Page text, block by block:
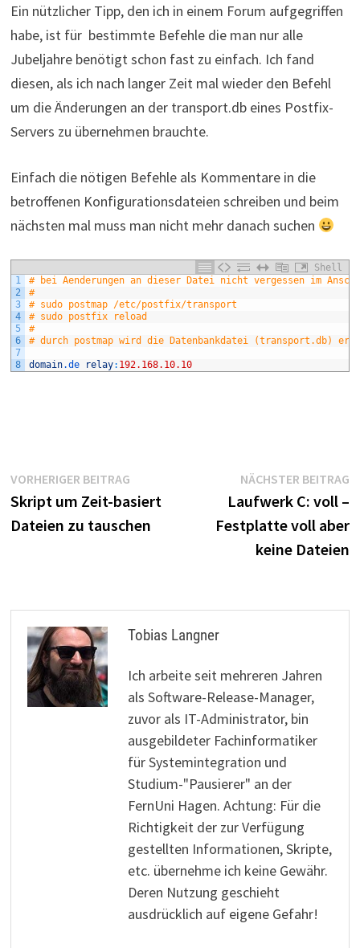
Ein nützlicher Tipp, den ich in einem Forum aufgegriffen
habe, ist für bestimmte Befehle die man nur alle
Jubeljahre benötigt schon fast zu einfach. Ich fand
diesen, als ich nach langer Zeit mal wieder den Befehl
um die Änderungen an der transport.db eines Postfix-
Servers zu übernehmen brauchte.
Einfach die nötigen Befehle als Kommentare in die
betroffenen Konfigurationsdateien schreiben und beim
nächsten mal muss man nicht mehr danach suchen
Shell
1
2
3
4
5
6
7
8
# bei Aenderungen an dieser Datei nicht vergessen im
#
# sudo postmap /etc/postfix/transport
# sudo postfix reload
#
# durch postmap wird die Datenbankdatei (transport.db)
domain.de relay: 192.168.10.10
Beitragsnavigation
VORHERIGER BEITRAGVorheriger
Beitrag:
Skript um Zeit-basiert
Dateien zu tauschen
NÄCHSTER BEITRAG
Laufwerk C: voll –
Festplatte voll aber
keine Dateien
Tobias Langner
Ich arbeite seit mehreren Jahren
als Software-Release-Manager,
zuvor als IT-Administrator, bin
ausgebildeter Fachinformatiker
für Systemintegration und
Studium-"Pausierer" an der
FernUni Hagen. Achtung: Für die
Richtigkeit der zur Verfügung
gestellten Informationen, Skripte,
etc. übernehme ich keine Gewähr.
Deren Nutzung geschieht
ausdrücklich auf eigene Gefahr!